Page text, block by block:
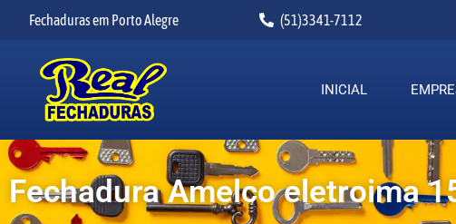
Fechaduras em Porto Alegre (51)3341-7112
INICIAL
Fechadura Amelco eletroima